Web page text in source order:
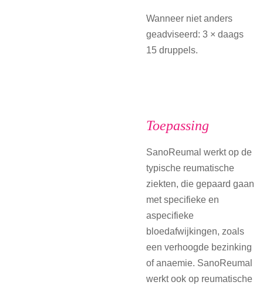
Wanneer niet anders
geadviseerd: 3 × daags
15 druppels.
Toepassing
SanoReumal werkt op de
typische reumatische
ziekten, die gepaard gaan
met specifieke en
aspecifieke
bloedafwijkingen, zoals
een verhoogde bezinking
of anaemie. SanoReumal
werkt ook op reumatische